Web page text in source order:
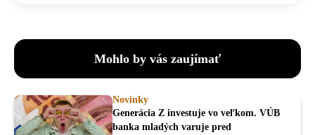
Mohlo by vás zaujímať
Novinky
Generácia Z investuje vo veľkom. VÚB
banka mladých varuje pred